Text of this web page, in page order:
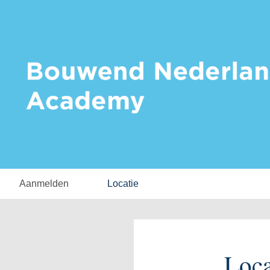
Aanmelden Locatie